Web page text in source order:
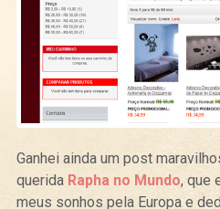
Ganhei ainda um post
querida Rapha no Mundo, que
meus sonhos pela Europa e